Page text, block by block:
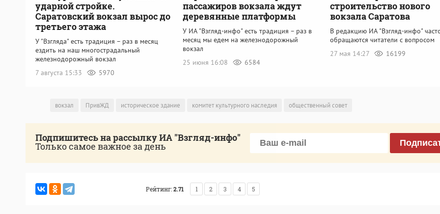
ударной стройке.
Саратовский вокзал вырос до
третьего этажа
У "Взгляда" есть традиция – раз в месяц
ездить на наш многострадальный
железнодорожный вокзал
7 августа 15:33
5970
пассажиров вокзала ждут
деревянные платформы
У ИА "Взгляд-инфо" есть традиция – раз в
месяц мы едем на железнодорожный
вокзал
25 июня 16:08
6584
строительство нового
вокзала Саратова
В редакцию ИА "Взгляд-инфо"
обращаются читатели с вопросом
27 мая 14:27
16199
вокзал ПривЖД историческое здание комитет культурного наследия общественный совет
Подпишитесь на рассылку ИА "Взгляд-инфо"
Только самое важное за день
Рейтинг:2.71 1 2 3 4 5